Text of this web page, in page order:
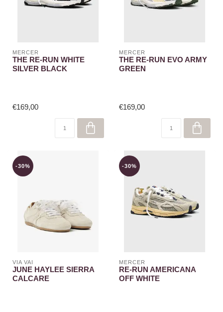
MERCER
THE RE-RUN WHITE
SILVER BLACK
€169,00
MERCER
THE RE-RUN EVO ARMY
GREEN
€169,00
-30%
VIA VAI
JUNE HAYLEE SIERRA
CALCARE
-30%
MERCER
RE-RUN AMERICANA
OFF WHITE